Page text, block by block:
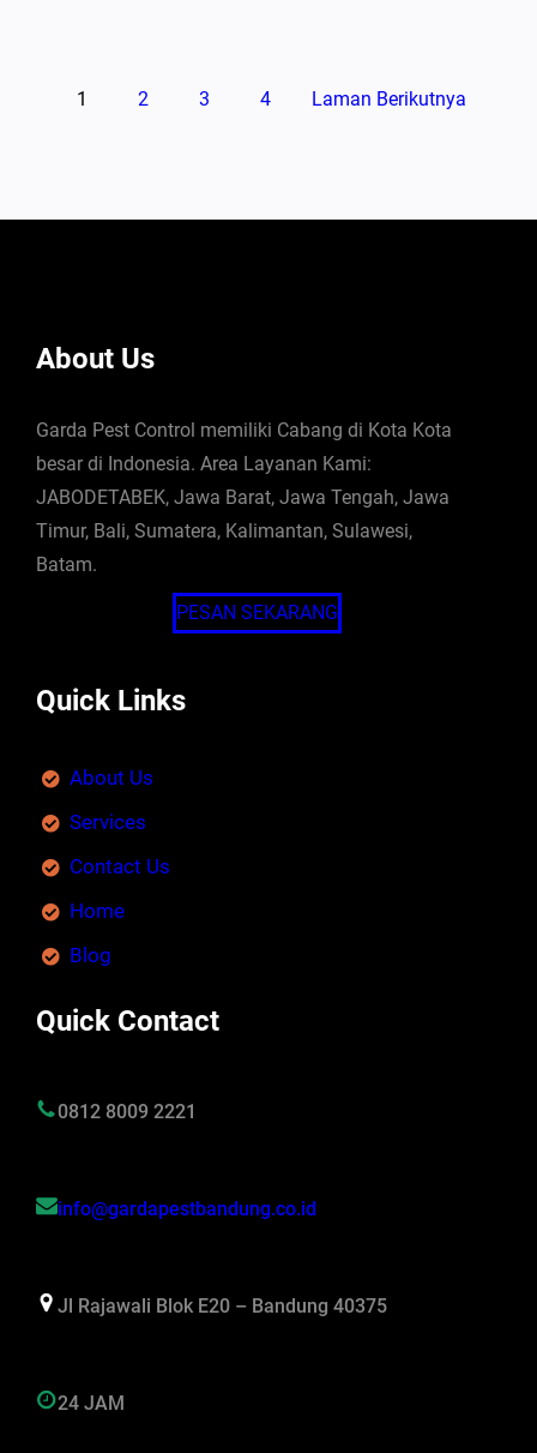
1 2 3 4 Laman Berikutnya
About Us
Garda Pest Control memiliki Cabang di Kota Kota
besar di Indonesia. Area Layanan Kami:
JABODETABEK, Jawa Barat, Jawa Tengah, Jawa
Timur, Bali, Sumatera, Kalimantan, Sulawesi,
Batam.
PESAN SEKARANG
Quick Links
About Us
Services
Contact Us
Home
Blog
Quick Contact
0812 8009 2221
info@gardapestbandung.co.id
Jl Rajawali Blok E20 – Bandung 40375
24 JAM